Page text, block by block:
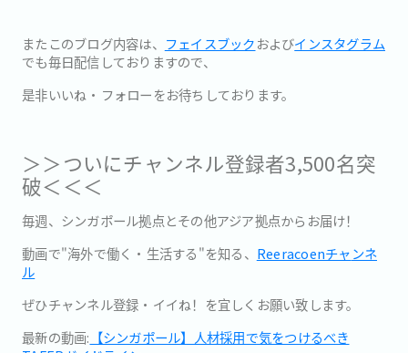
またこのブログ内容は、 フェイスブックおよびインスタグラム
でも毎日配信しておりますので、
是非いいね・フォローをお待ちしております。
＞＞ついにチャンネル登録者3,500名突
破＜＜＜
毎週、シンガポール拠点とその他アジア拠点からお届け！
動画で"海外で働く・生活する"を知る、 Reeracoenチャンネ
ル
ぜひチャンネル登録・イイね！を宜しくお願い致します。
最新の動画: 【シンガポール】人材採用で気をつけるべき